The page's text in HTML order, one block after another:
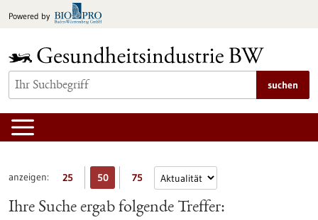
Inhalt
Powered by
suchen
anzeigen: 25 50 75
Ihre Suche ergab folgende Treffer: